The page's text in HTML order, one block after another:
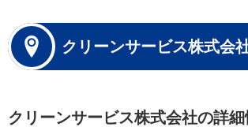
クリーンサービス株式会
クリーンサービス株式会社の詳細